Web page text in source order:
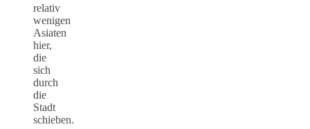
relativ
wenigen
Asiaten
hier,
die
sich
durch
die
Stadt
schieben.